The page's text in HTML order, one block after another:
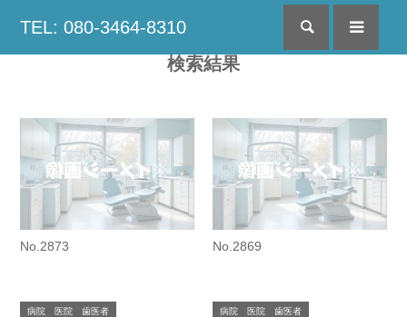
TEL: 080-3464-8310 検索
検索結果
No.2873
病院 医院 歯医者
No.2869
病院 医院 歯医者